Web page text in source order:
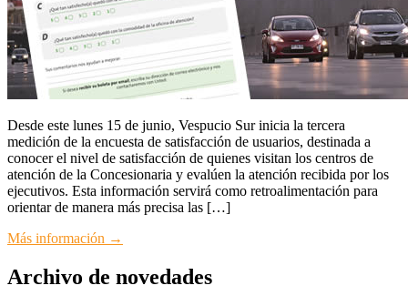
Desde este lunes 15 de junio, Vespucio Sur inicia la tercera
medición de la encuesta de satisfacción de usuarios, destinada a
conocer el nivel de satisfacción de quienes visitan los centros de
atención de la Concesionaria y evalúen la atención recibida por los
ejecutivos. Esta información servirá como retroalimentación para
orientar de manera más precisa las […]
Más información →
Archivo de novedades